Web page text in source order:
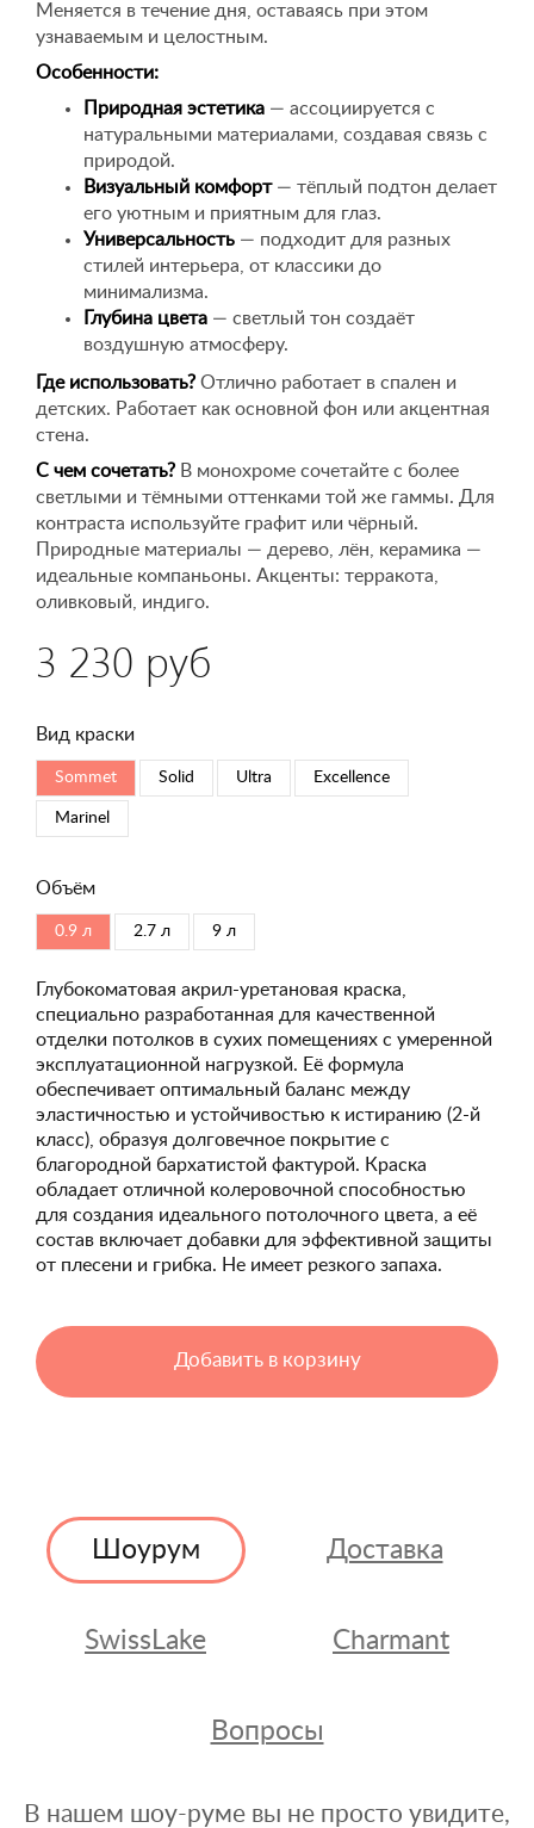
Меняется в течение дня, оставаясь при этом
узнаваемым и целостным.
Особенности:
Природная эстетика — ассоциируется с
натуральными материалами, создавая связь с
природой.
Визуальный комфорт— тёплый подтон делает
его уютным и приятным для глаз.
Универсальность — подходит для разных
стилей интерьера, от классики до
минимализма.
Глубина цвета — светлый тон создаёт
воздушную атмосферу.
Где использовать? Отлично работает в спален и
детских. Работает как основной фон или акцентная
стена.
С чем сочетать? В монохроме сочетайте с более
светлыми и тёмными оттенками той же гаммы. Для
контраста используйте графит или чёрный.
Природные материалы — дерево, лён, керамика —
идеальные компаньоны. Акценты: терракота,
оливковый, индиго.
3 230 руб
Вид краски
Sommet Solid Ultra Excellence
Marinel
Объём
0.9 л 2.7 л 9 л
Глубокоматовая акрил-уретановая краска,
специально разработанная для качественной
отделки потолков в сухих помещениях с умеренной
эксплуатационной нагрузкой. Её формула
обеспечивает оптимальный баланс между
эластичностью и устойчивостью к истиранию (2-й
класс), образуя долговечное покрытие с
благородной бархатистой фактурой. Краска
обладает отличной колеровочной способностью
для создания идеального потолочного цвета, а её
состав включает добавки для эффективной защиты
от плесени и грибка. Не имеет резкого запаха.
Добавить в корзину
Шоурум Доставка
SwissLake Charmant
Вопросы
В нашем шоу-руме вы не просто увидите,